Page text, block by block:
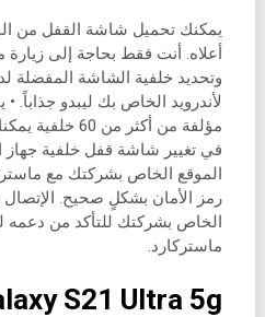
يمكنك تحميل شاشة القفل من
أعلاه. أنت فقط بحاجة إلى
وتحديد خلفية الشاشة
لأندرويد الخاص بك ليبدو
مؤلفة من أكثر
في تغيير شاشة قفل خلفية جهاز
الموقع الخاص بشركتك مع
رمز الأمان بشكلٍ صحيح. الإتصال
الخاص بشركتك للتأكد من دعمه
ماستركارد.
S21 Ultra 5g